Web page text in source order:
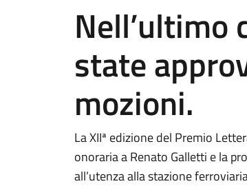
Nell’ultimo
state
mozioni.
La XIIª edizione del Premio
onoraria a Renato Galletti e la
all’utenza alla stazione